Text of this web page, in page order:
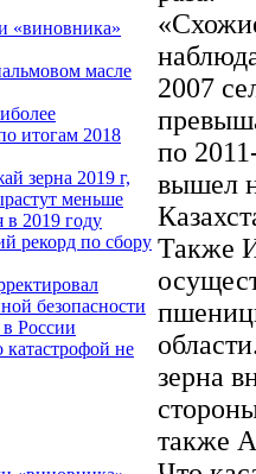
«виновника»
масле
итогам 2018
зерна 2019 г,
меньше
в 2019 году
рекорд по сбору
безопасности
России
не
2007
по
вышел
Также
зерна
также